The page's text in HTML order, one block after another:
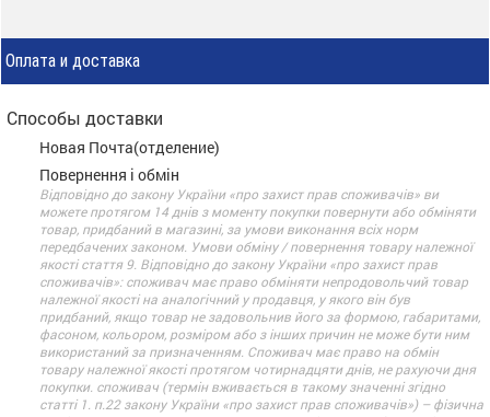
Оплата и доставка
Способы доставки
Новая Почта(отделение)
Повернення і обмін
Відповідно до закону України «про захист прав споживачів» ви
можете протягом 14 днів з моменту покупки повернути або обміняти
товар, придбаний в магазині, за умови виконання всіх норм
передбачених законом. Умови обміну / повернення товару належної
якості стаття 9. Відповідно до закону України «про захист прав
споживачів»: споживач має право обміняти непродовольчий товар
належної якості на аналогічний у продавця, у якого він був
придбаний, якщо товар не задовольнив його за формою, габаритами,
фасоном, кольором, розміром або з інших причин не може бути ним
використаний за призначенням. Споживач має право на обмін
товару належної якості протягом чотирнадцяти днів, не рахуючи дня
покупки. споживач (термін вживається в такому значенні згідно
статті 1. п.22 закону України «про захист прав споживачів») – фізична